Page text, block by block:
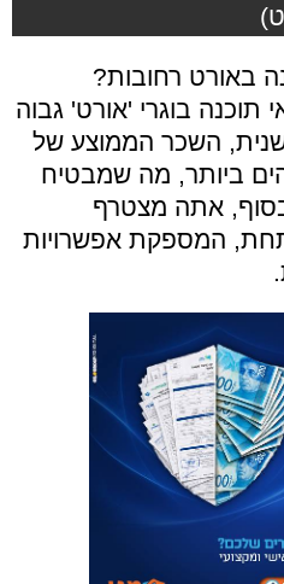
באורט רחובות?
תוכנה בוגרי 'אורט' גבוה
השכר הממוצע של
ביותר, מה שמבטיח
אתה מצטרף
המספקת אפשרויות